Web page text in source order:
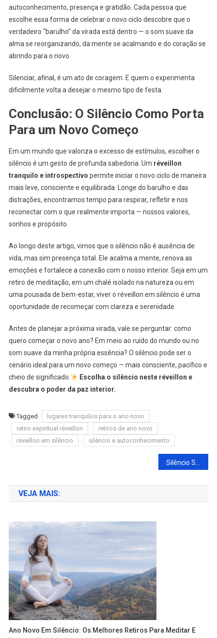
autoconhecimento, presença e gratidão. Cada pessoa que
escolhe essa forma de celebrar o novo ciclo descobre que o
verdadeiro “barulho” da virada está dentro — o som suave da
alma se reorganizando, da mente se acalmando e do coração se
abrindo para o novo.
Silenciar, afinal, é um ato de coragem. E quem o experimenta
dificilmente volta a desejar o mesmo tipo de festa.
Conclusão: O Silêncio Como Porta
Para um Novo Começo
Em um mundo que valoriza o excesso de estímulos, escolher o
silêncio é um gesto de profunda sabedoria. Um réveillon
tranquilo e introspectivo permite iniciar o novo ciclo de maneira
mais leve, consciente e equilibrada. Longe do barulho e das
distrações, encontramos tempo para respirar, refletir e nos
reconectar com o que realmente importa — nossos valores,
sonhos e propósito.
Ao longo deste artigo, vimos que o silêncio não é ausência de
vida, mas sim presença total. Ele acalma a mente, renova as
emoções e fortalece a conexão com o nosso interior. Seja em um
retiro de meditação, em um chalé isolado na natureza ou em
uma pousada de bem-estar, viver o réveillon em silêncio é uma
oportunidade de recomeçar com clareza e serenidade.
Antes de planejar a próxima virada, vale se perguntar: como
quero começar o novo ano? Em meio ao ruído do mundo ou no
som suave da minha própria essência? O silêncio pode ser o
cenário ideal para um novo começo — mais consciente, pacífico e
cheio de significado.
Escolha o silêncio neste réveillon e
descubra o poder da paz interior.
Tagged
lugares tranquilos para o ano novo
retiro espiritual réveillon
retiros de ano novo
réveillon em silêncio
silêncio e autoconhecimento
de
Post
VEJA MAIS:
Ano Novo Em Silêncio: Os Melhores Retiros Para Meditar E